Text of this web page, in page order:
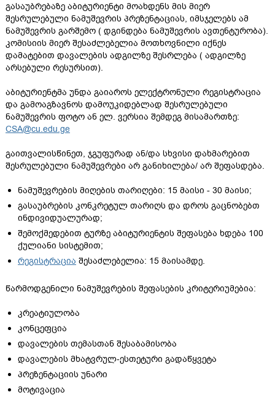
გასაუბრებაზე აბიტურიენტი მოახდენს მის მიერ
შესრულებული ნამუშევრის პრეზენტაციას, იმსჯელებს ამ
ნამუშევრის გარშემო ( დგინდება ნამუშევრის ავთენტურობა).
კომისიის მიერ შესაძლებელია მოთხოვნილი იქნეს
დამატებით დავალების ადგილზე შესრლება ( ადგილზე
არსებული რესურსით).
აბიტურიენტმა უნდა გაიაროს ელექტრონული რეგისტრაცია
და გამოაგზავნოს დამოუკიდებლად შესრულებული
ნამუშევრის ფოტო ან ელ. ვერსია შემდეგ მისამართზე:
CSA@cu.edu.ge
გაითვალისწინეთ, ჯგუფურად ან/და სხვისი დახმარებით
შესრულებული ნამუშევრები არ განიხილება/ არ შეფასდება.
ნამუშევრების მიღების თარიღები: 15 მაისი - 30 მაისი;
გასაუბრების კონკრეტულ თარიღს და დროს გაცნობებთ
ინდივიდუალურად;
შემოქმედებით ტურზე აბიტურიენტის შეფასება ხდება 100
ქულიანი სისტემით;
რეგისტრაცია შესაძლებელია: 15 მაისამდე.
წარმოდგენილი ნამუშევრების შეფასების კრიტერიუმებია:
კრეატიულობა
კონცეფცია
დავალების თემასთან შესაბამისობა
დავალების მხატვრულ-ესთეტური გადაწყვეტა
პრეზენტაციის უნარი
მოტივაცია